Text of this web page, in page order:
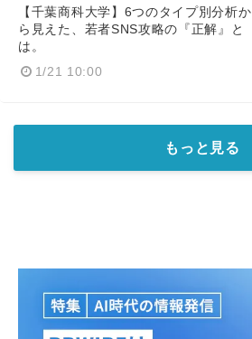
【千葉商科大学】6つのタイプ別分析か
ら見えた、若者SNS攻略の『正解』と
は。
1/21 10:00
もっと見る